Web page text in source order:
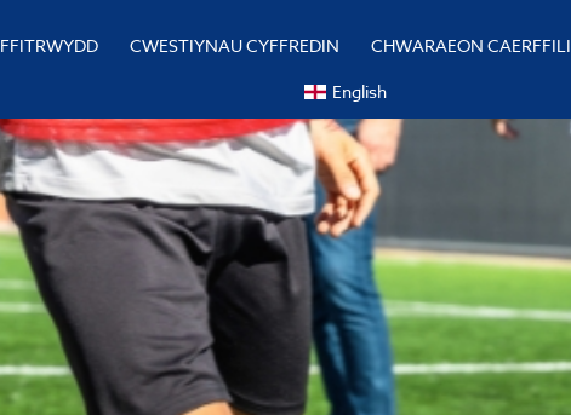
FFITRWYDD CWESTIYNAU CYFFREDIN CHWARAEON CAERFFILI
English